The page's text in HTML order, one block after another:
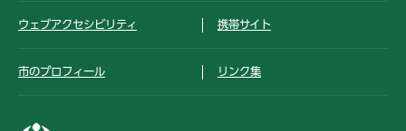
ウェブアクセシビリティ 携帯サイト
市のプロフィール リンク集